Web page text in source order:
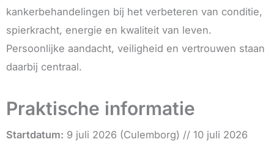
kankerbehandelingen bij het verbeteren van conditie,
spierkracht, energie en kwaliteit van leven.
Persoonlijke aandacht, veiligheid en vertrouwen staan
daarbij centraal.
Praktische informatie
Startdatum: 9 juli 2026 (Culemborg) // 10 juli 2026